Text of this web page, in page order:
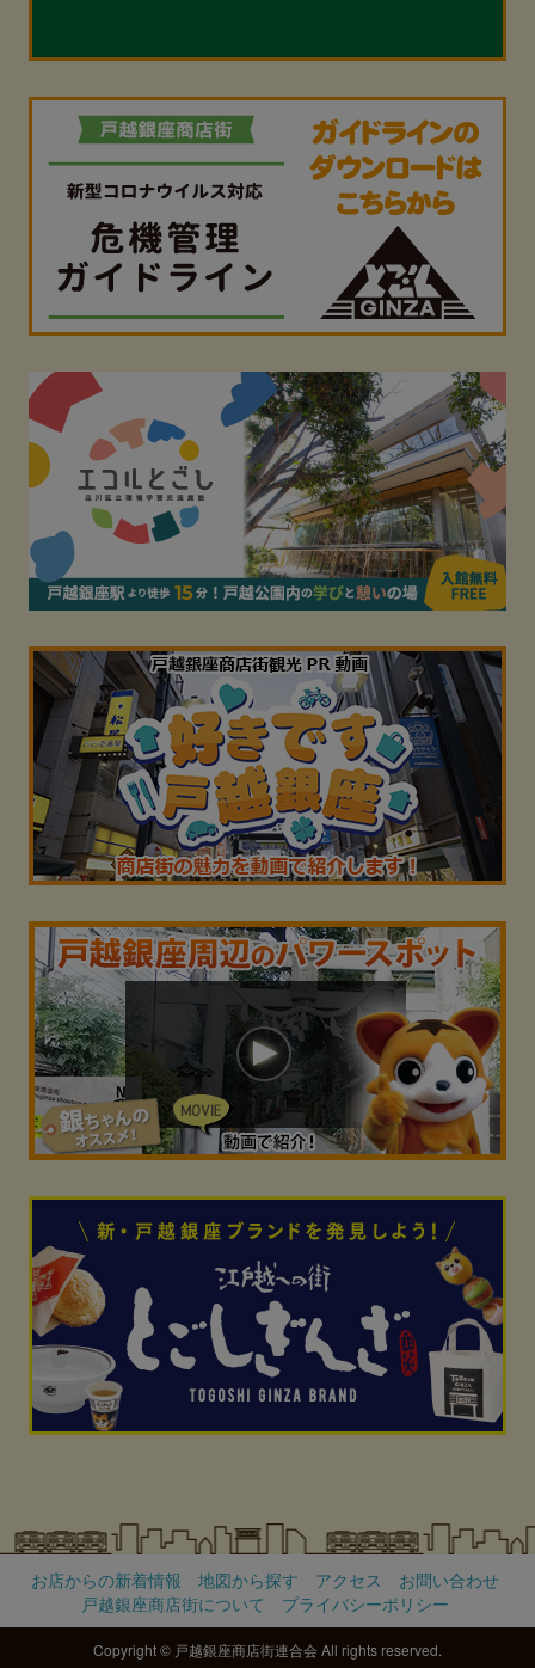
お店からの新着情報 地図から探す アクセス
お問い合わせ
戸越銀座商店街について
プライバシーポリシー
Copyright © 戸越銀座商店街連合会 All rights reserved.